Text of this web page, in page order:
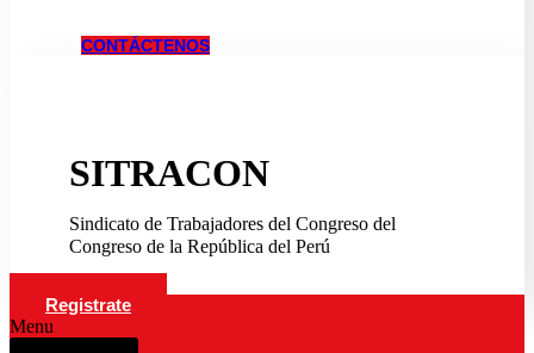
CONTÁCTENOS
SITRACON
Sindicato de Trabajadores del Congreso del
Congreso de la República del Perú
Registrate
Menu